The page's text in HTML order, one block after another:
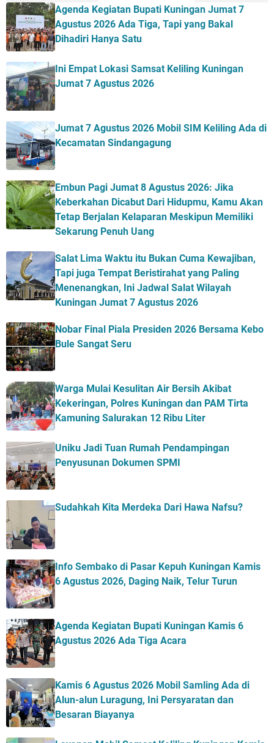
Agenda Kegiatan Bupati Kuningan Jumat 7
Agustus 2026 Ada Tiga, Tapi yang Bakal
Dihadiri Hanya Satu
Ini Empat Lokasi Samsat Keliling Kuningan
Jumat 7 Agustus 2026
Jumat 7 Agustus 2026 Mobil SIM Keliling Ada di
Kecamatan Sindangagung
Embun Pagi Jumat 8 Agustus 2026: Jika
Keberkahan Dicabut Dari Hidupmu, Kamu Akan
Tetap Berjalan Kelaparan Meskipun Memiliki
Sekarung Penuh Uang
Salat Lima Waktu itu Bukan Cuma Kewajiban,
Tapi juga Tempat Beristirahat yang Paling
Menenangkan, Ini Jadwal Salat Wilayah
Kuningan Jumat 7 Agustus 2026
Nobar Final Piala Presiden 2026 Bersama Kebo
Bule Sangat Seru
Warga Mulai Kesulitan Air Bersih Akibat
Kekeringan, Polres Kuningan dan PAM Tirta
Kamuning Salurakan 12 Ribu Liter
Uniku Jadi Tuan Rumah Pendampingan
Penyusunan Dokumen SPMI
Sudahkah Kita Merdeka Dari Hawa Nafsu?
Info Sembako di Pasar Kepuh Kuningan Kamis
6 Agustus 2026, Daging Naik, Telur Turun
Agenda Kegiatan Bupati Kuningan Kamis 6
Agustus 2026 Ada Tiga Acara
Kamis 6 Agustus 2026 Mobil Samling Ada di
Alun-alun Luragung, Ini Persyaratan dan
Besaran Biayanya